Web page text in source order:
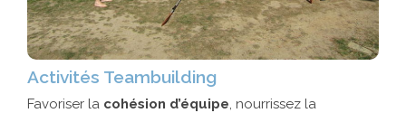
Activités Teambuilding
Favoriser la cohésion d’équipe , nourrissez la